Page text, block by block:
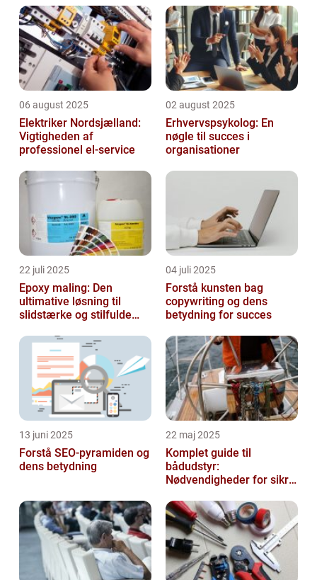
06 august 2025
Elektriker Nordsjælland:
Vigtigheden af
professionel el-service
02 august 2025
Erhvervspsykolog: En
nøgle til succes i
organisationer
22 juli 2025
Epoxy maling: Den
ultimative løsning til
slidstærke og stilfulde
04 juli 2025
Forstå kunsten bag
copywriting og dens
betydning for succes
13 juni 2025
Forstå SEO-pyramiden og
dens betydning
22 maj 2025
Komplet guide til
bådudstyr:
Nødvendigheder for sikre